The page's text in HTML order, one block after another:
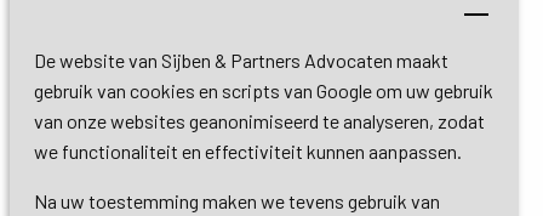
De website van Sijben & Partners Advocaten maakt
gebruik van cookies en scripts van Google om uw gebruik
van onze websites geanonimiseerd te analyseren, zodat
we functionaliteit en effectiviteit kunnen aanpassen.
Na uw toestemming maken we tevens gebruik van
Routebeschrijving
Bezoekadres De Bilt
Soestdijkseweg Zuid 13
3732 HC De Bilt (Utrecht)